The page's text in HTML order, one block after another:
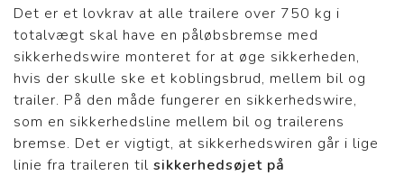
Det er et lovkrav at alle trailere over 750 kg i
totalvægt skal have en påløbsbremse med
sikkerhedswire monteret for at øge sikkerheden,
hvis der skulle ske et koblingsbrud, mellem bil og
trailer. På den måde fungerer en sikkerhedswire,
som en sikkerhedsline mellem bil og trailerens
bremse. Det er vigtigt, at sikkerhedswiren går i lige
linie fra traileren til sikkerhedsøjet på